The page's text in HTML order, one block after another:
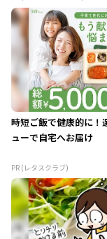
時短ご飯で健康的に！
ューで自宅へお届け
PR (レタスクラブ)